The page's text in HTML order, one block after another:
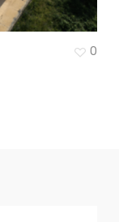
0